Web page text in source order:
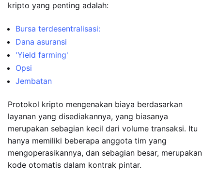
kripto yang penting adalah:
Bursa terdesentralisasi:
Dana asuransi
'Yield farming'
Opsi
Jembatan
Protokol kripto mengenakan biaya berdasarkan
layanan yang disediakannya, yang biasanya
merupakan sebagian kecil dari volume transaksi. Itu
hanya memiliki beberapa anggota tim yang
mengoperasikannya, dan sebagian besar, merupakan
kode otomatis dalam kontrak pintar.